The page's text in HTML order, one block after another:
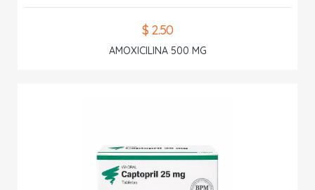
$ 2.50
AMOXICILINA 500 MG